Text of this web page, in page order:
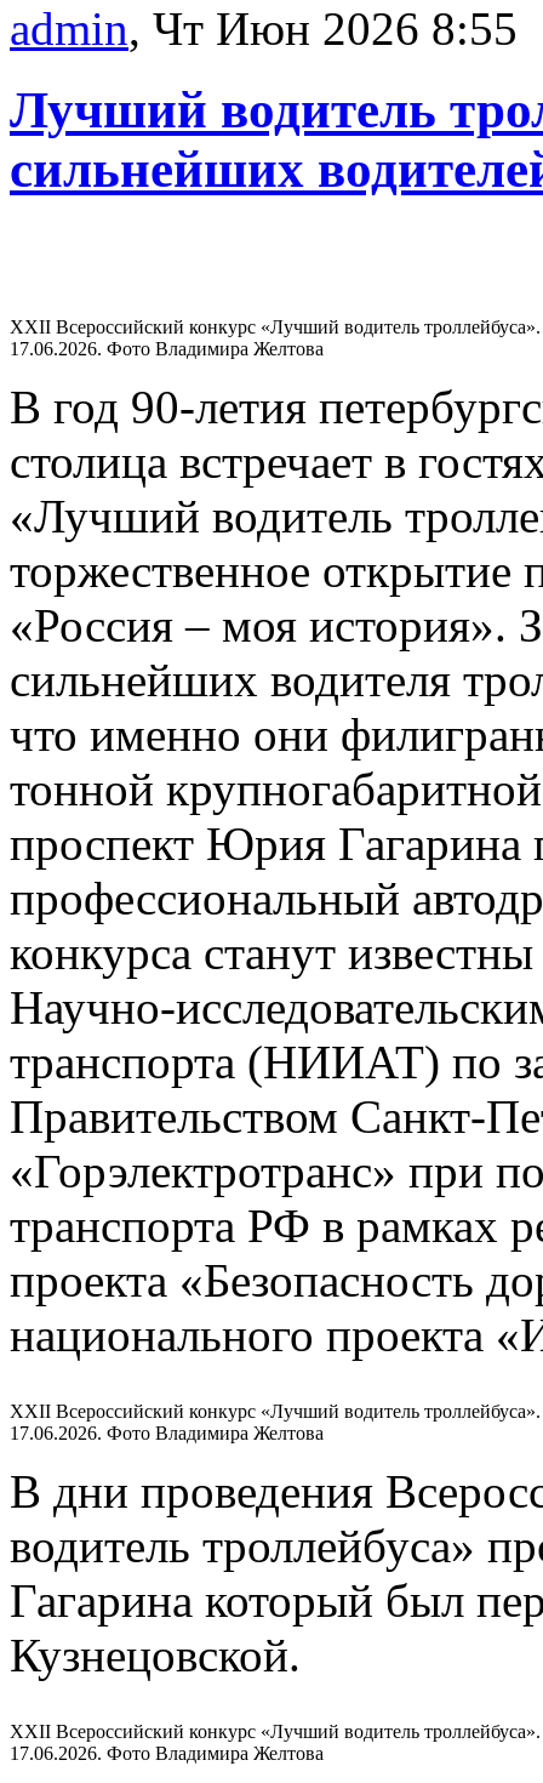
admin, Чт Июн 2026 8:55
Лучший водитель
сильнейших
XXII Всероссийский конкурс «Лучший водитель троллейбуса».
17.06.2026. Фото Владимира Желтова
В год 90-летия
столица встречает в
«Лучший водитель
торжественное
«Россия – моя история».
сильнейших водителя
что именно они
тонной
проспект Юрия Гагарина
профессиональный
конкурса станут
Научно-
транспорта (НИИАТ) по
Правительством Санкт-
«Горэлектротранс» при
транспорта РФ в рамках
проекта «Безопасность
национального проекта
XXII Всероссийский конкурс «Лучший водитель троллейбуса».
17.06.2026. Фото Владимира Желтова
В дни проведения
водитель троллейбуса»
Гагарина который был
Кузнецовской.
XXII Всероссийский конкурс «Лучший водитель троллейбуса».
17.06.2026. Фото Владимира Желтова